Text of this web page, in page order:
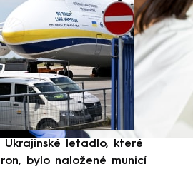
letadlo, které
bylo naložené municí